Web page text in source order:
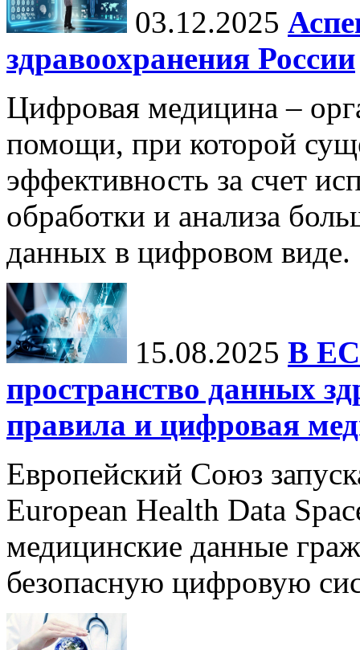
03.12.2025
здравоохранения России
Цифровая медицина –
помощи, при которой
эффективность за счет
обработки и анализа
данных в цифровом виде.
15.08.2025 В ЕС
пространство данных
правила и цифровая
Европейский Союз
European Health Data
медицинские данные
безопасную цифровую